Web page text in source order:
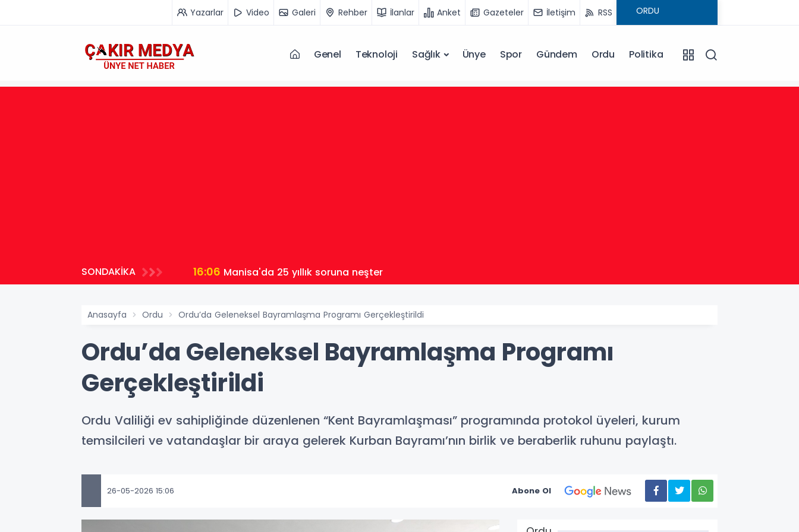
Yazarlar Video Galeri Rehber İlanlar Anket Gazeteler İletişim RSS
Genel Teknoloji Sağlık Ünye Spor Gündem Ordu Politika
SONDAKİKA 16:06 Manisa'da 25 yıllık soruna neşter
Anasayfa Ordu Ordu’da Geleneksel Bayramlaşma Programı Gerçekleştirildi
Ordu’da Geleneksel Bayramlaşma Programı
Gerçekleştirildi
Ordu Valiliği ev sahipliğinde düzenlenen “Kent Bayramlaşması” programında protokol üyeleri, kurum
temsilcileri ve vatandaşlar bir araya gelerek Kurban Bayramı’nın birlik ve beraberlik ruhunu paylaştı.
26-05-2026 15:06 Abone Ol